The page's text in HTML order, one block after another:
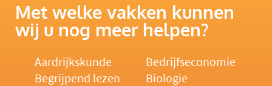
Met welke vakken kunnen
wij u nog meer helpen?
Aardrijkskunde
Bedrijfseconomie
Begrijpend lezen
Biologie